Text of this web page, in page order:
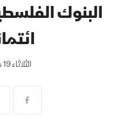
البنوك
الثلاثاء 19 ديسمبر 2023, 01:54 م